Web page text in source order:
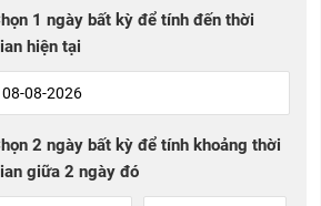
1 ngày bất kỳ để tính đến thời
hiện tại
2 ngày bất kỳ để tính khoảng thời
giữa 2 ngày đó